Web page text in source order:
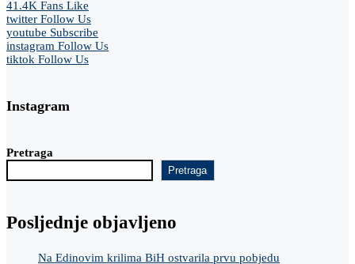
41.4K Fans Like
twitter Follow Us
youtube Subscribe
instagram Follow Us
tiktok Follow Us
Instagram
Pretraga
Pretraga
Posljednje objavljeno
Na Edinovim krilima BiH ostvarila prvu pobjedu